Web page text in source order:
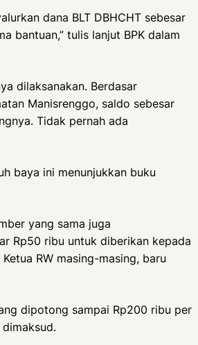
dana BLT DBHCHT sebesar
bantuan,” tulis lanjut BPK dalam
dilaksanakan. Berdasar
Manisrenggo, saldo sebesar
Tidak pernah ada
baya ini menunjukkan buku
yang sama juga
Rp50 ribu untuk diberikan kepada
RW masing-masing, baru
dipotong sampai Rp200 ribu per